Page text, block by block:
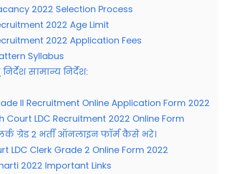
2022 Selection Process
2022 Age Limit
2022 Application Fees
Syllabus
सामान्य निर्देश:
II Recruitment Online Application Form 2022
Court LDC Recruitment 2022 Online Form
ग्रेड 2 भर्ती ऑनलाइन फॉर्म कैसे भरे।
LDC Clerk Grade 2 Online Form 2022
2022 Important Links